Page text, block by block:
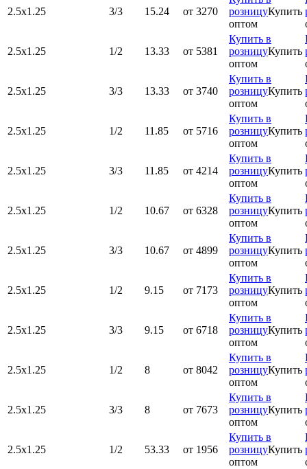
2.5х1.25 3/3 15.24 от 3270
розницуКупить
оптом
2.5х1.25 1/2 13.33 от 5381
Купить в
розницуКупить
оптом
2.5х1.25 3/3 13.33 от 3740
Купить в
розницуКупить
оптом
2.5х1.25 1/2 11.85 от 5716
Купить в
розницуКупить
оптом
2.5х1.25 3/3 11.85 от 4214
Купить в
розницуКупить
оптом
2.5х1.25 1/2 10.67 от 6328
Купить в
розницуКупить
оптом
2.5х1.25 3/3 10.67 от 4899
Купить в
розницуКупить
оптом
2.5х1.25 1/2 9.15 от 7173
Купить в
розницуКупить
оптом
2.5х1.25 3/3 9.15 от 6718
Купить в
розницуКупить
оптом
2.5х1.25 1/2 8 от 8042
Купить в
розницуКупить
оптом
2.5х1.25 3/3 8 от 7673
Купить в
розницуКупить
оптом
2.5х1.25 1/2 53.33 от 1956
Купить в
розницуКупить
оптом